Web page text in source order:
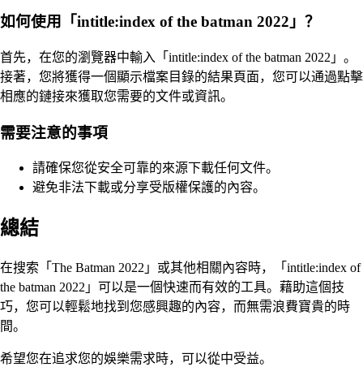
如何使用「intitle:index of the batman 2022」？
首先，在您的瀏覽器中輸入「intitle:index of the batman 2022」。
接著，您將獲得一個顯示檔案目錄的結果頁面，您可以通過點擊
相應的鏈接來獲取您需要的文件或資訊。
需要注意的事項
請確保您從安全可靠的來源下載任何文件。
避免非法下載或分享受版權保護的內容。
總結
在搜索「The Batman 2022」或其他相關內容時，「intitle:index of
the batman 2022」可以是一個快速而有效的工具。藉助這個技
巧，您可以輕鬆地找到您感興趣的內容，而無需浪費寶貴的時
間。
希望您在追求您的娛樂需求時，可以從中受益。